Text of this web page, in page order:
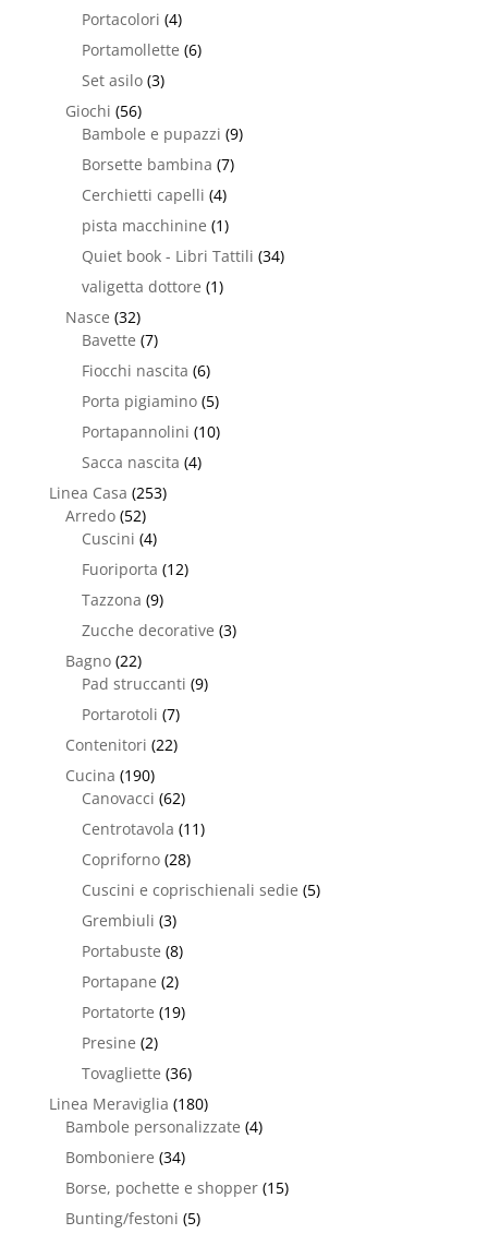
Portacolori (4)
Portamollette (6)
Set asilo (3)
Giochi (56)
Bambole e pupazzi (9)
Borsette bambina (7)
Cerchietti capelli (4)
pista macchinine (1)
Quiet book - Libri Tattili (34)
valigetta dottore (1)
Nasce (32)
Bavette (7)
Fiocchi nascita (6)
Porta pigiamino (5)
Portapannolini (10)
Sacca nascita (4)
Linea Casa (253)
Arredo (52)
Cuscini (4)
Fuoriporta (12)
Tazzona (9)
Zucche decorative (3)
Bagno (22)
Pad struccanti (9)
Portarotoli (7)
Contenitori (22)
Cucina (190)
Canovacci (62)
Centrotavola (11)
Copriforno (28)
Cuscini e coprischienali sedie (5)
Grembiuli (3)
Portabuste (8)
Portapane (2)
Portatorte (19)
Presine (2)
Tovagliette (36)
Linea Meraviglia (180)
Bambole personalizzate (4)
Bomboniere (34)
Borse, pochette e shopper (15)
Bunting/festoni (5)